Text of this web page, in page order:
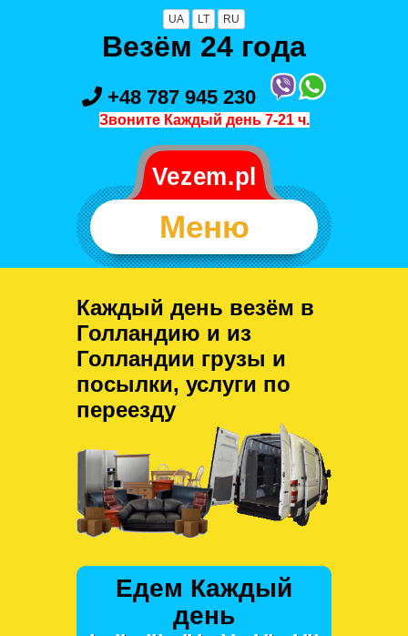
UA LT RU
Везём 24 года
+48 787 945 230
Звоните Каждый день 7-21 ч.
Меню
Каждый день везём в
Голландию и из
Голландии грузы и
посылки, услуги по
переезду
Едем Каждый
день